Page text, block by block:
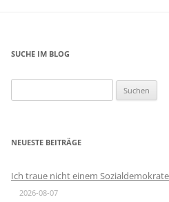
SUCHE IM BLOG
nach:
NEUESTE BEITRÄGE
Ich traue nicht einem
2026-08-07